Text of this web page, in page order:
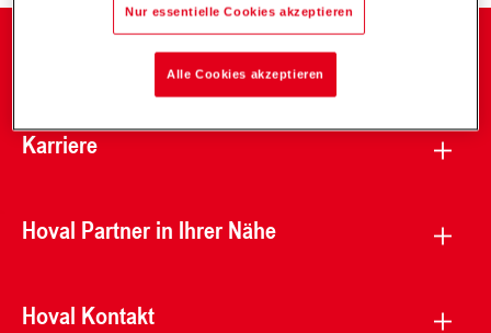
Karriere
Hoval Partner in Ihrer Nähe
Hoval Kontakt
Nur essentielle Cookies akzeptieren
Alle Cookies akzeptieren